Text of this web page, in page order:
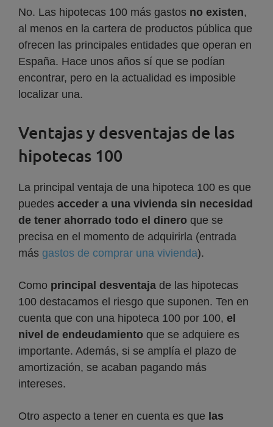
No. Las hipotecas 100 más gastos no existen,
al menos en la cartera de productos pública que
ofrecen las principales entidades que operan en
España. Hace unos años sí que se podían
encontrar, pero en la actualidad es imposible
localizar una.
Ventajas y desventajas de las
hipotecas 100
La principal ventaja de una hipoteca 100 es que
puedes acceder a una vivienda sin necesidad
de tener ahorrado todo el dinero que se
precisa en el momento de adquirirla (entrada
más gastos de comprar una vivienda).
Como principal desventaja de las hipotecas
100 destacamos el riesgo que suponen. Ten en
cuenta que con una hipoteca 100 por 100, el
nivel de endeudamiento que se adquiere es
importante. Además, si se amplía el plazo de
amortización, se acaban pagando más
intereses.
Otro aspecto a tener en cuenta es que las